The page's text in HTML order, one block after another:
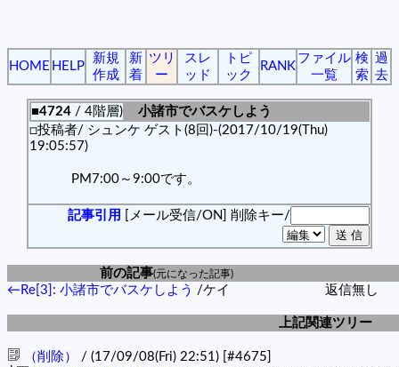
HOME HELP
新規
作成
新
着
ツリ
ー
スレ
ッド
トピ
ック
RANK
ファイル
一覧
検
索
過
去
■4724 / 4階層)
小諸市でバスケしよう
□投稿者/ シュンケ ゲスト(8回)-(2017/10/19(Thu)
19:05:57)
PM7:00～9:00です。
記事引用 [メール受信/ON] 削除キー/
前の記事(元になった記事)
←Re[3]: 小諸市でバスケしよう /ケイ 返信無し
上記関連ツリー
（削除） / (17/09/08(Fri) 22:51) [#4675]